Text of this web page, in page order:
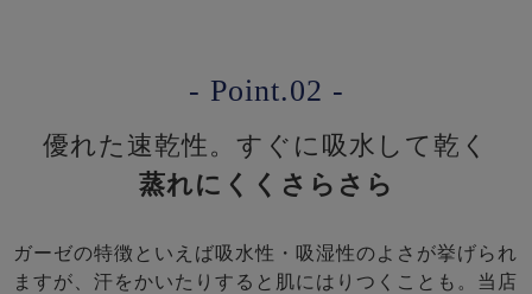
- Point.02 -
優れた速乾性。すぐに吸水して乾く
蒸れにくくさらさら
ガーゼの特徴といえば吸水性・吸湿性のよさが挙げられ
ますが、汗をかいたりすると肌にはりつくことも。当店